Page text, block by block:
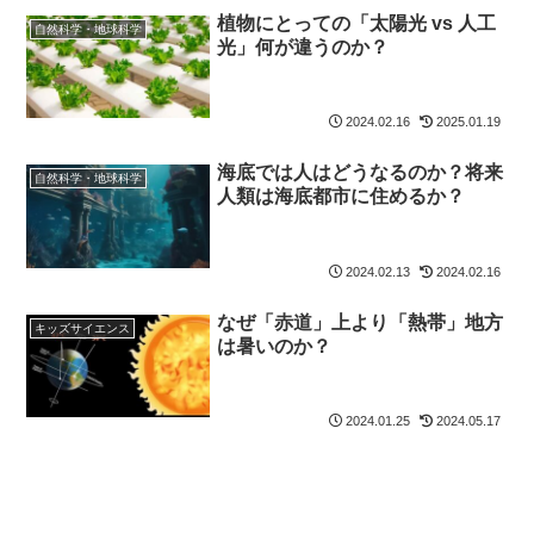
自然科学・地球科学
植物にとっての「太陽光 vs 人工
光」何が違うのか？
2024.02.16 2025.01.19
自然科学・地球科学
海底では人はどうなるのか？将来
人類は海底都市に住めるか？
2024.02.13 2024.02.16
キッズサイエンス
なぜ「赤道」上より「熱帯」地方
は暑いのか？
2024.01.25 2024.05.17